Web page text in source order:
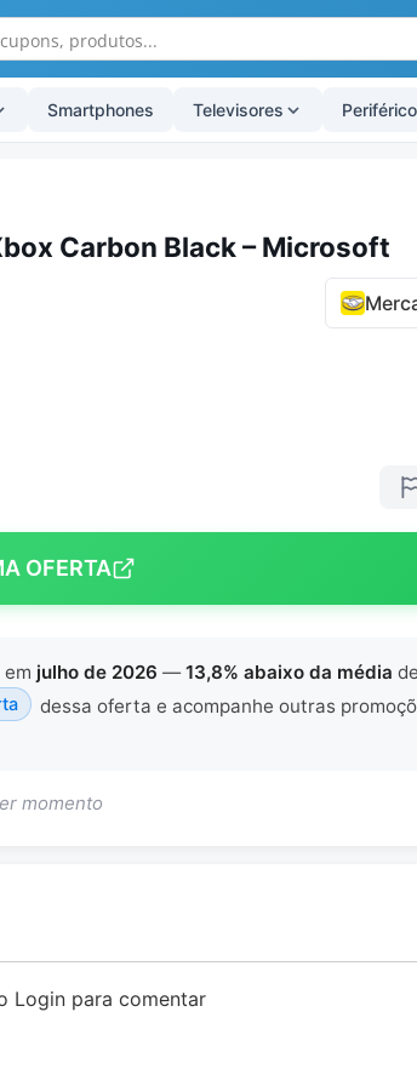
Smartphones Televisores
Carbon Black – Microsoft
OFERTA
em julho de 2026 —13,8% abaixo da média de
dessa oferta e acompanhe outras
momento
Login para comentar